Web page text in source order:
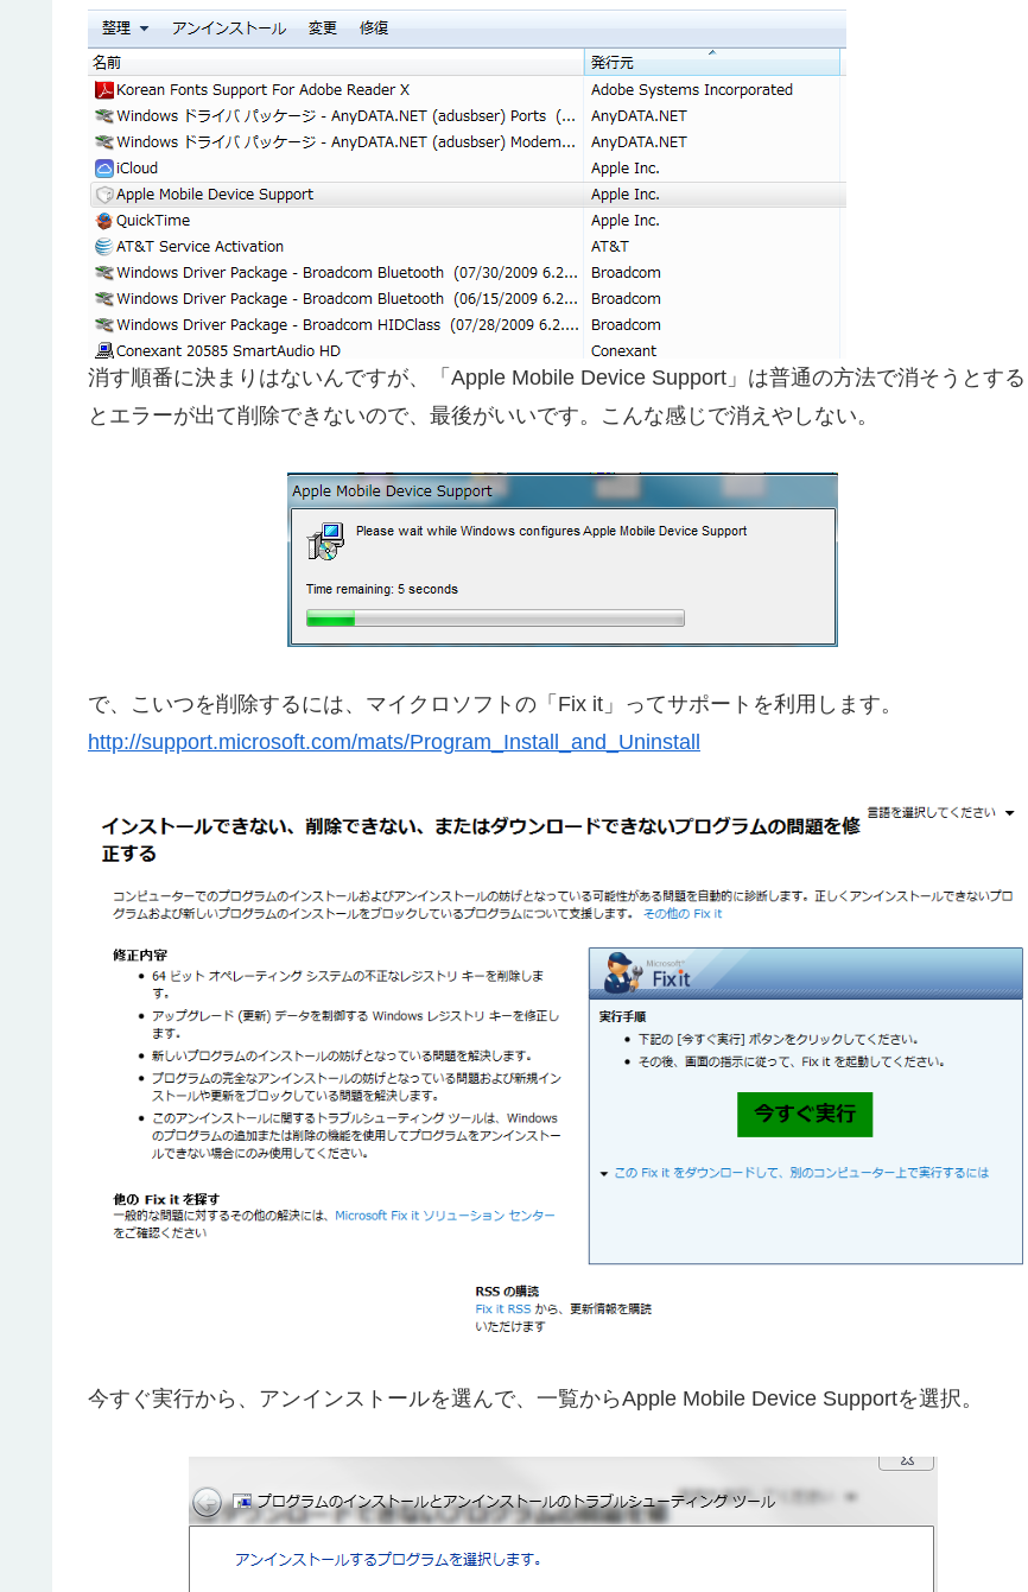
消す順番に決まりはないんですが、「Apple Mobile Device Support」は普通の方法で消そうとする
とエラーが出て削除できないので、最後がいいです。こんな感じで消えやしない。
で、こいつを削除するには、マイクロソフトの「Fix it」ってサポートを利用します。
http://support.microsoft.com/mats/Program_Install_and_Uninstall
今すぐ実行から、アンインストールを選んで、一覧からApple Mobile Device Supportを選択。